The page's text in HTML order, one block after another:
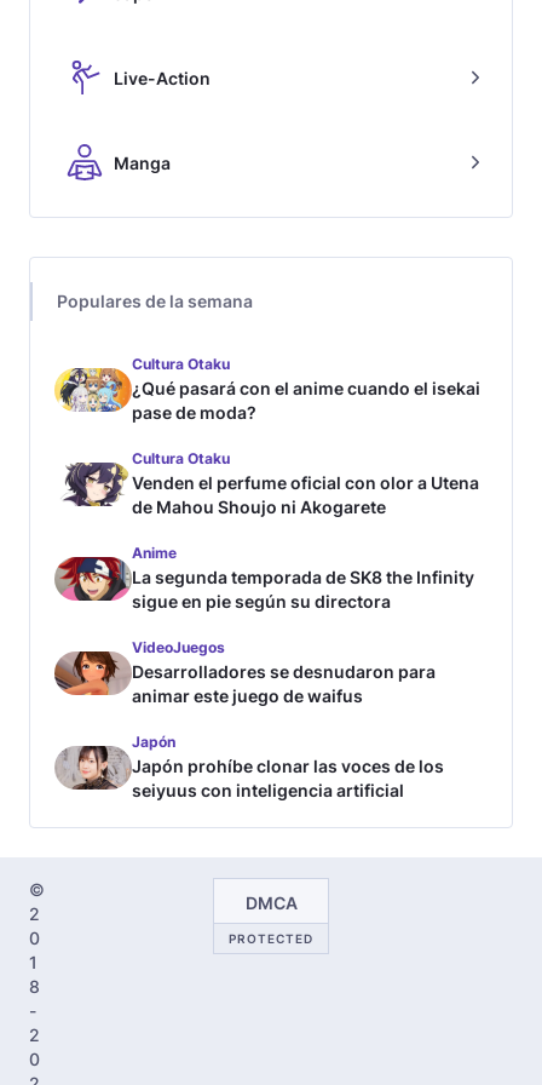
Live-Action
Manga
Populares de la semana
Cultura Otaku
¿Qué pasará con el anime cuando el isekai
pase de moda?
Cultura Otaku
Venden el perfume oficial con olor a Utena
de Mahou Shoujo ni Akogarete
Anime
La segunda temporada de SK8 the Infinity
sigue en pie según su directora
VideoJuegos
Desarrolladores se desnudaron para
animar este juego de waifus
Japón
Japón prohíbe clonar las voces de los
seiyuus con inteligencia artificial
©
2
0
1
8
-
2
0
DMCA
PROTECTED